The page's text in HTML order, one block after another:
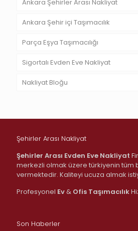
Ankara Şehirler Arası Nakliyat
Ankara Şehir içi Taşımacılık
Parça Eşya Taşımacılığı
Sigortalı Evden Eve Nakliyat
Nakliyat Bloğu
Şehirler Arası Nakliyat
Şehirler Arası Evden Eve Nakliyat
merkezli olmak üzere türkiyenin
vermektedir. Kaliteyi ucuza almak
Profesyonel Ev& Ofis Taşımacılık
Son Haberler